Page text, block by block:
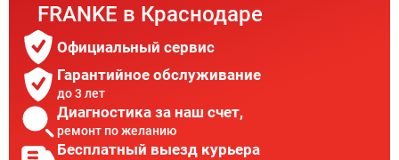
FRANKE в Краснодаре
Официальный сервис
Гарантийное обслуживание
до 3 лет
Диагностика за наш счет,
ремонт по желанию
Бесплатный выезд курьера